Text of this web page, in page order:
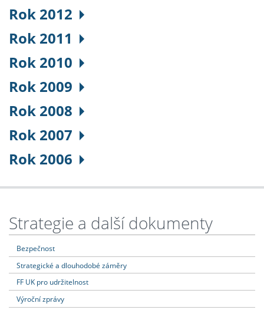
Rok 2012
Rok 2011
Rok 2010
Rok 2009
Rok 2008
Rok 2007
Rok 2006
Strategie a další dokumenty
Bezpečnost
Strategické a dlouhodobé záměry
FF UK pro udržitelnost
Výroční zprávy